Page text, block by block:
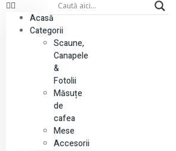
Acasă
Categorii
Scaune,
Canapele
&
Fotolii
Măsuțe
de
cafea
Mese
Accesorii